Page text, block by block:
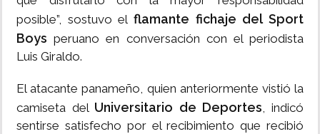
posible”, sostuvo el flamante fichaje del Sport
Boysperuano en conversación con el periodista
Luis Giraldo.
El atacante panameño, quien anteriormente vistió la
camiseta del Universitario de Deportes, indicó
sentirse satisfecho por el recibimiento que recibió